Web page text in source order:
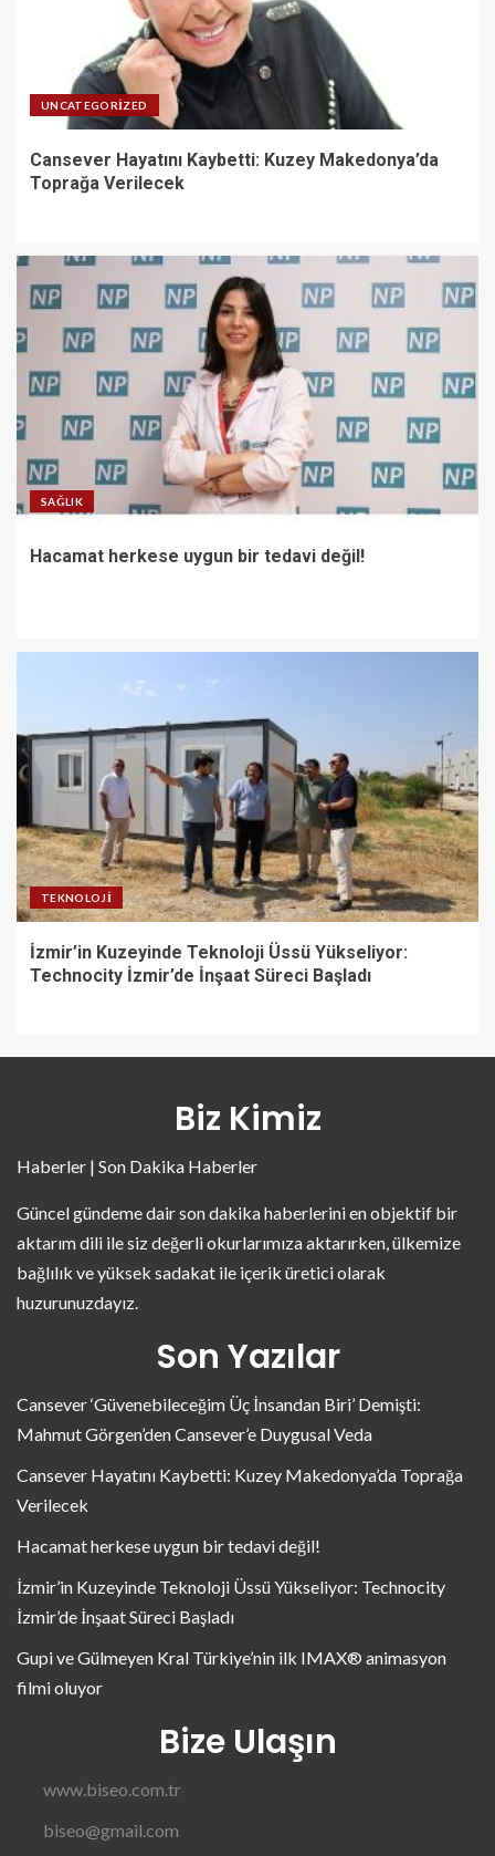
UNCATEGORIZED
Cansever Hayatını Kaybetti: Kuzey Makedonya’da
Toprağa Verilecek
SAĞLIK
Hacamat herkese uygun bir tedavi değil!
TEKNOLOJI
İzmir’in Kuzeyinde Teknoloji Üssü Yükseliyor:
Technocity İzmir’de İnşaat Süreci Başladı
Biz Kimiz
Haberler | Son Dakika Haberler
Güncel gündeme dair son dakika haberlerini en objektif bir
aktarım dili ile siz değerli okurlarımıza aktarırken, ülkemize
bağlılık ve yüksek sadakat ile içerik üretici olarak
huzurunuzdayız.
Son Yazılar
Cansever ‘Güvenebileceğim Üç İnsandan Biri’ Demişti:
Mahmut Görgen’den Cansever’e Duygusal Veda
Cansever Hayatını Kaybetti: Kuzey Makedonya’da Toprağa
Verilecek
Hacamat herkese uygun bir tedavi değil!
İzmir’in Kuzeyinde Teknoloji Üssü Yükseliyor: Technocity
İzmir’de İnşaat Süreci Başladı
Gupi ve Gülmeyen Kral Türkiye’nin ilk IMAX® animasyon
filmi oluyor
Bize Ulaşın
www.biseo.com.tr
biseo@gmail.com